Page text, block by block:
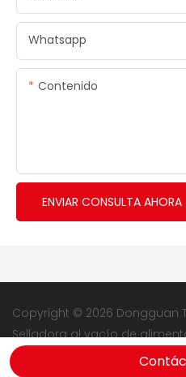
Whatsapp
Contenido
ENVIAR CONSULTA AHORA
Copyright © 2026 Dongguan
Selladora al vacío de
de privacidad